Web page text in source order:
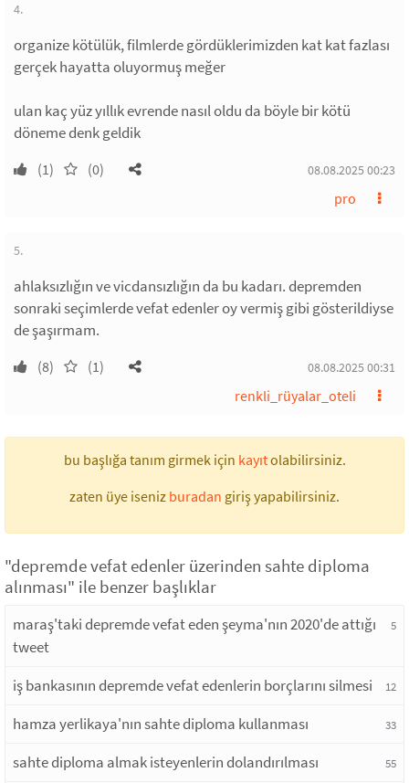
4.
organize kötülük, filmlerde gördüklerimizden kat kat fazlası
gerçek hayatta oluyormuş meğer
ulan kaç yüz yıllık evrende nasıl oldu da böyle bir kötü
döneme denk geldik
(1) (0) 08.08.2025 00:23
pro
5.
ahlaksızlığın ve vicdansızlığın da bu kadarı. depremden
sonraki seçimlerde vefat edenler oy vermiş gibi gösterildiyse
de şaşırmam.
(8) (1) 08.08.2025 00:31
renkli_rüyalar_oteli
bu başlığa tanım girmek için kayıtolabilirsiniz.
zaten üye iseniz buradan giriş yapabilirsiniz.
"depremde vefat edenler üzerinden sahte diploma
alınması" ile benzer başlıklar
maraş'taki depremde vefat eden şeyma'nın 2020'de attığı
tweet
5
iş bankasının depremde vefat edenlerin borçlarını silmesi 12
hamza yerlikaya'nın sahte diploma kullanması 33
sahte diploma almak isteyenlerin dolandırılması 55